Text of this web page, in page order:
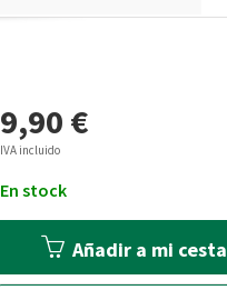
9,90 €
IVA incluido
En stock
Añadir a mi cesta